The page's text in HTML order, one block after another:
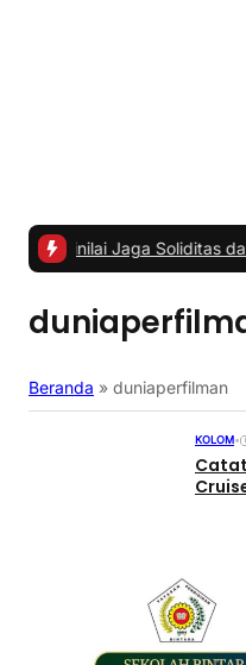
Jaga Soliditas dan Fokus
Beranda » duniaperfilman
KOLOM•